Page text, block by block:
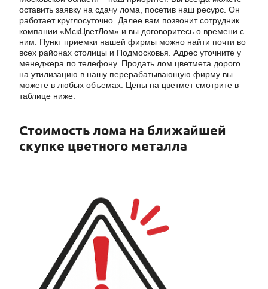
оставить заявку на сдачу лома, посетив наш ресурс. Он
работает круглосуточно. Далее вам позвонит сотрудник
компании «МскЦветЛом» и вы договоритесь о времени с
ним. Пункт приемки нашей фирмы можно найти почти во
всех районах столицы и Подмосковья. Адрес уточните у
менеджера по телефону. Продать лом цветмета дорого
на утилизацию в нашу перерабатывающую фирму вы
можете в любых объемах. Цены на цветмет смотрите в
таблице ниже.
Стоимость лома на ближайшей
скупке цветного металла